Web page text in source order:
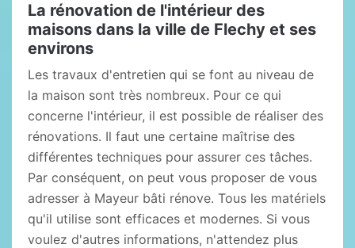
La rénovation de l'intérieur des
maisons dans la ville de Flechy et ses
environs
Les travaux d'entretien qui se font au niveau de
la maison sont très nombreux. Pour ce qui
concerne l'intérieur, il est possible de réaliser des
rénovations. Il faut une certaine maîtrise des
différentes techniques pour assurer ces tâches.
Par conséquent, on peut vous proposer de vous
adresser à Mayeur bâti rénove. Tous les matériels
qu'il utilise sont efficaces et modernes. Si vous
voulez d'autres informations, n'attendez plus